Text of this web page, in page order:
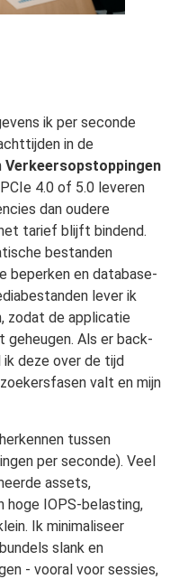
ik per seconde
in de
Verkeersopstoppingen
4.0 of 5.0 leveren
dan oudere
tarief blijft bindend.
bestanden
beperken en database-
lever ik
zodat de applicatie
Als er back-
deze over de tijd
valt en mijn
tussen
per seconde). Veel
assets,
hoge IOPS-belasting,
Ik minimaliseer
slank en
- vooral voor sessies,